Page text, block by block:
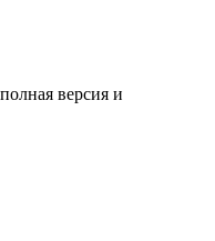
версия и